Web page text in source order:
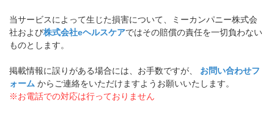
当サービスによって生じた損害について、ミーカンパニー株式会
社および株式会社eヘルスケアではその賠償の責任を一切負わない
ものとします。
掲載情報に誤りがある場合には、お手数ですが、 お問い合わせフ
ォーム からご連絡をいただけますようお願いいたします。
※お電話での対応は行っておりません